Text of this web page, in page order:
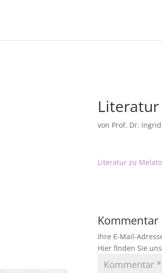
von Prof. Dr.
Literatur zu
Kommentar
Ihre E-Mail-
Hier finden Sie